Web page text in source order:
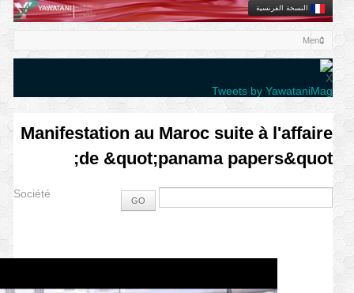
النسخة الفرنسية
X
Tweets by YawataniMag
Manifestation au Maroc suite à l'affaire
de &quot;panama papers&quot;
GO